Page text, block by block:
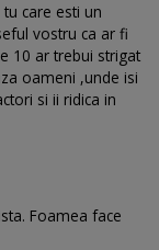
care esti un
vostru ca ar fi
10 ar trebui strigat
oameni ,unde isi
si ii ridica in
Foamea face